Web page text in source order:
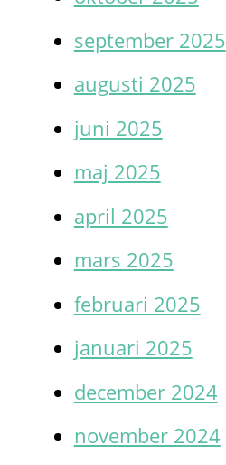
september 2025
augusti 2025
juni 2025
maj 2025
april 2025
mars 2025
februari 2025
januari 2025
december 2024
november 2024